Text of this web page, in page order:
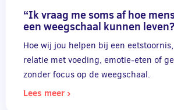
“Ik vraag me soms af hoe
een weegschaal kunnen
Hoe wij jou helpen bij een
relatie met voeding, emotie-eten of
zonder focus op de weegschaal.
Lees meer ›